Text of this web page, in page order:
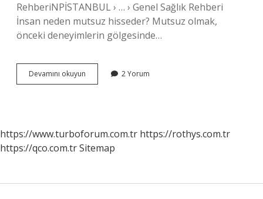
RehberiNPİSTANBUL › … › Genel Sağlık Rehberi
İnsan neden mutsuz hisseder? Mutsuz olmak,
önceki deneyimlerin gölgesinde…
Devamını okuyun
Hissetmek
2 Yorum
https://www.turboforum.com.tr https://rothys.com.tr
https://qco.com.trSitemap